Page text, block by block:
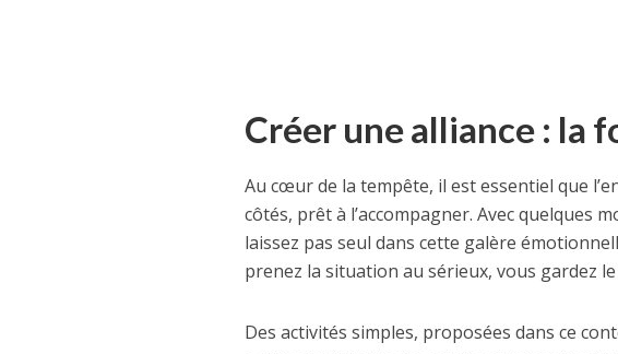
Créer une alliance : la
Au cœur de la tempête, il est essentiel que
côtés, prêt à l’accompagner. Avec quelques
laissez pas seul dans cette galère
prenez la situation au sérieux, vous gardez le
Des activités simples, proposées dans ce